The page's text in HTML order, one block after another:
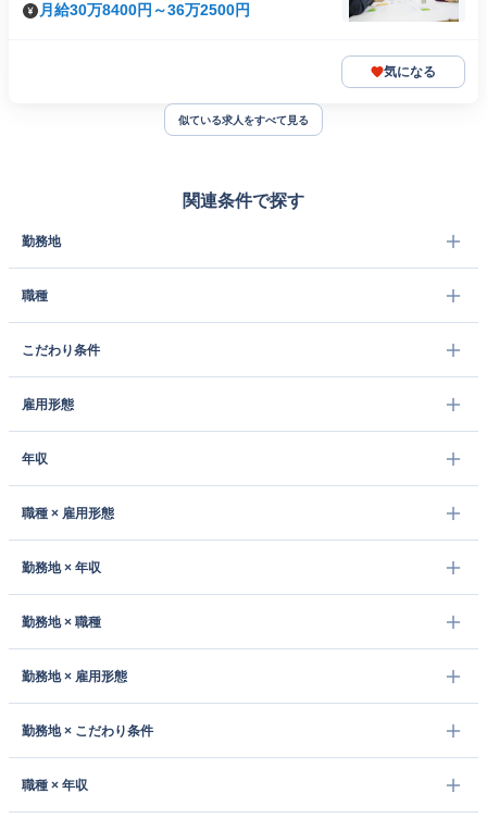
月給30万8400円～36万2500円
気になる
似ている求人をすべて見る
関連条件で探す
勤務地
職種
こだわり条件
雇用形態
年収
職種 × 雇用形態
勤務地 × 年収
勤務地 × 職種
勤務地 × 雇用形態
勤務地 × こだわり条件
職種 × 年収